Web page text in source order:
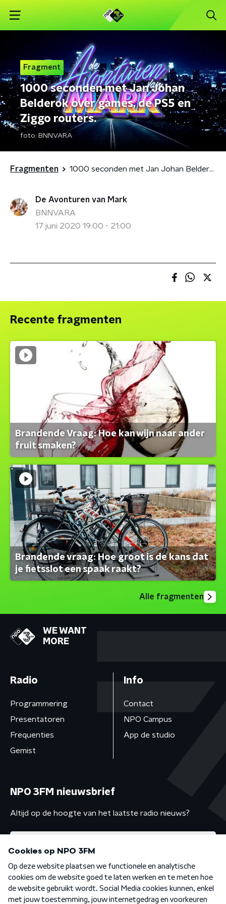
Fragment
1000 seconden met Jan Johan
Belderok over games, de PS5 en
Ziggo routers.
foto: BNNVARA
Fragmenten 1000 seconden met Jan Johan Belderok over games, de PS5 en Ziggo routers.
De Avonturen van Mark
BNNVARA
17 juni 2020 19:00 - 21:00
Recente fragmenten
Brandende Vraag: Hoe kan wijn naar ander
fruit smaken?
Brandende vraag: Hoe groot is de kans dat
je fietsslot een spaak raakt?
Alle fragmenten
WE WANT
MORE
Radio
Programmering
Presentatoren
Frequenties
Gemist
Info
Contact
NPO Campus
App de studio
NPO 3FM nieuwsbrief
Altijd op de hoogte van het laatste radio nieuws?
Algemene voorwaarden Privacybeleid